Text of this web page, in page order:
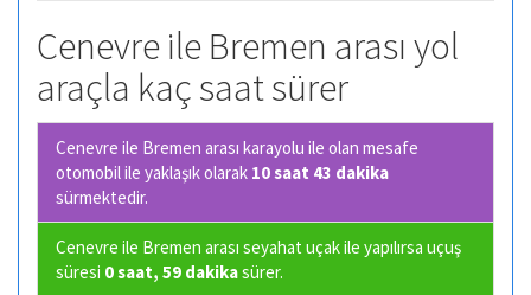
Cenevre ile Bremen arası yol
araçla kaç saat sürer
Cenevre ile Bremen arası karayolu ile olan mesafe
otomobil ile yaklaşık olarak 10 saat 43 dakika
sürmektedir.
Cenevre ile Bremen arası seyahat uçak ile yapılırsa uçuş
süresi 0 saat, 59 dakikasürer.